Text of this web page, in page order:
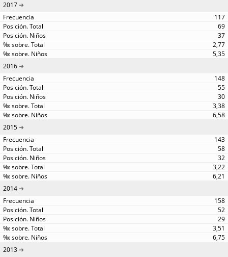
2017
117
69
37
2,77
5,35
2016
148
55
30
3,38
6,58
2015
143
58
32
3,22
6,21
2014
158
52
29
3,51
6,75
2013